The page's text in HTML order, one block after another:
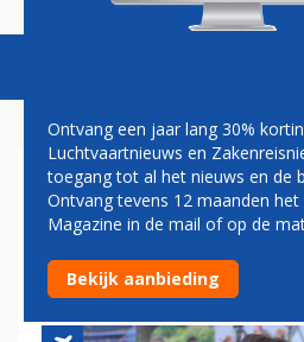
VAKBOND
VREEST NIET
BANENVERLIES
Ontvang een jaar lang 30%
Luchtvaartnieuws en
toegang tot al het nieuws en de
Ontvang tevens 12 maanden
Magazine in de mail of op de
Bekijk aanbieding